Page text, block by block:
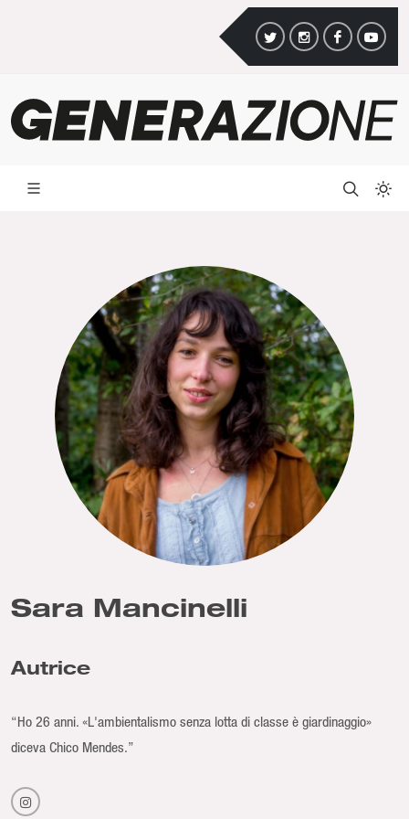
Sara Mancinelli
Autrice
“Ho 26 anni. «L'ambientalismo senza lotta di classe è giardinaggio»
diceva Chico Mendes.”